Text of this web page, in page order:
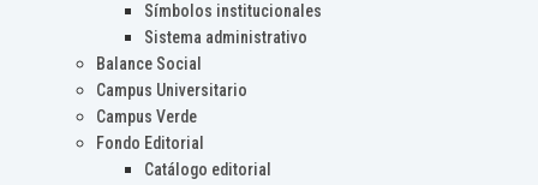
Símbolos institucionales
Sistema administrativo
Balance Social
Campus Universitario
Campus Verde
Fondo Editorial
Catálogo editorial